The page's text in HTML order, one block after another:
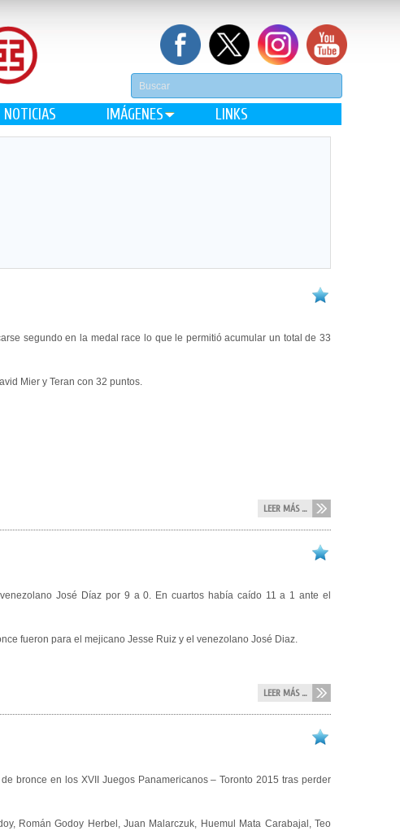
NOTICIAS IMÁGENES LINKS
segundo en la medal race lo que le permitió acumular un total de 33
Mier y Teran con 32 puntos.
LEER MÁS ...
José Díaz por 9 a 0. En cuartos había caído 11 a 1 ante el
fueron para el mejicano Jesse Ruiz y el venezolano José Diaz.
LEER MÁS ...
bronce en los XVII Juegos Panamericanos – Toronto 2015 tras perder
Román Godoy Herbel, Juan Malarczuk, Huemul Mata Carabajal, Teo